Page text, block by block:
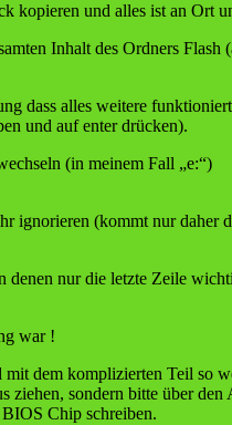
kopieren und alles ist an Ort
Inhalt des Ordners
dass alles weitere
und auf enter drücken).
(in meinem Fall „e:“)
ignorieren (kommt nur daher
denen nur die letzte Zeile
war !
dem komplizierten Teil so
sondern bitte über
Chip schreiben.